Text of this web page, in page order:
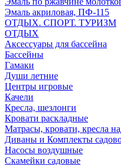
Эмаль акриловая, ПФ-115
ОТДЫХ. СПОРТ. ТУРИЗМ
ОТДЫХ
Аксессуары для бассейна
Бассейны
Гамаки
Души летние
Центры игровые
Качели
Кресла, шезлонги
Кровати раскладные
Матрасы, кровати, кресла
Диваны и Комплекты
Насосы воздушные
Скамейки садовые